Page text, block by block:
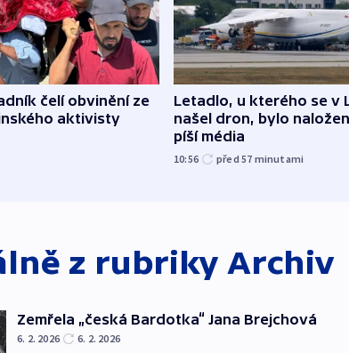
čelí obvinění ze
aktivisty
Letadlo, u kterého se v
našel dron, bylo
píší média
10:56 před 57 minutami
z rubriky Archiv
Zemřela „česká Bardotka“ Jana Brejchová
6. 2. 2026 6. 2. 2026